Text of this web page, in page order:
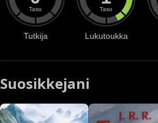
Taso
Tutkija
Taso
Lukutoukka
Suosikkejani